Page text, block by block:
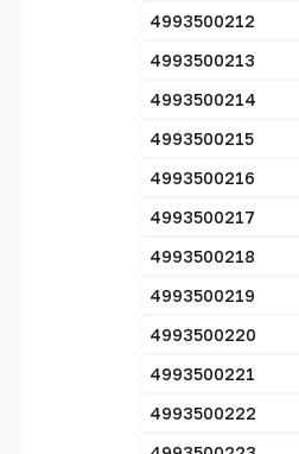
4993500212
4993500213
4993500214
4993500215
4993500216
4993500217
4993500218
4993500219
4993500220
4993500221
4993500222